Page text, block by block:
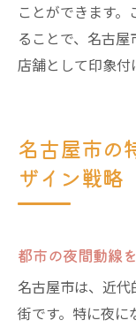
ことができます
ることで、名古
店舗として印象付
名古屋市の
ザイン戦略
都市の夜間動線
名古屋市は、近
街です。特に夜